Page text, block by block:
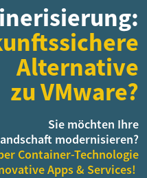
Alternative
zu VMware?
Sie möchten Ihre
modernisieren?
Container-Technologie
Apps & Services!